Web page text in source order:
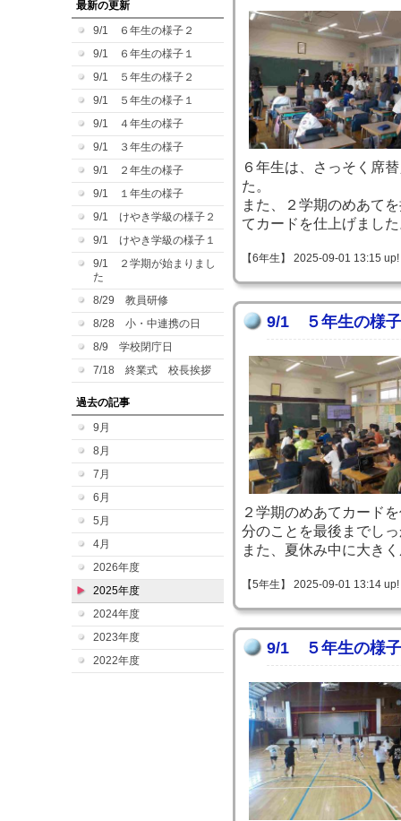
最新の更新
9/1 ６年生の様子２
9/1 ６年生の様子１
9/1 ５年生の様子２
9/1 ５年生の様子１
9/1 ４年生の様子
9/1 ３年生の様子
9/1 ２年生の様子
9/1 １年生の様子
9/1 けやき学級の様子２
9/1 けやき学級の様子１
9/1 ２学期が始まりまし
た
8/29 教員研修
8/28 小・中連携の日
8/9 学校閉庁日
7/18 終業式 校長挨拶
過去の記事
9月
8月
7月
6月
5月
4月
2026年度
2025年度
2024年度
2023年度
2022年度
６年生は、さっそく席
た。
また、２学期のめあて
てカードを仕上げまし
【6年生】 2025-09-01 13:15 up!
9/1 ５年生の様
２学期のめあてカード
分のことを最後までし
また、夏休み中に大き
【5年生】 2025-09-01 13:14 up!
9/1 ５年生の様